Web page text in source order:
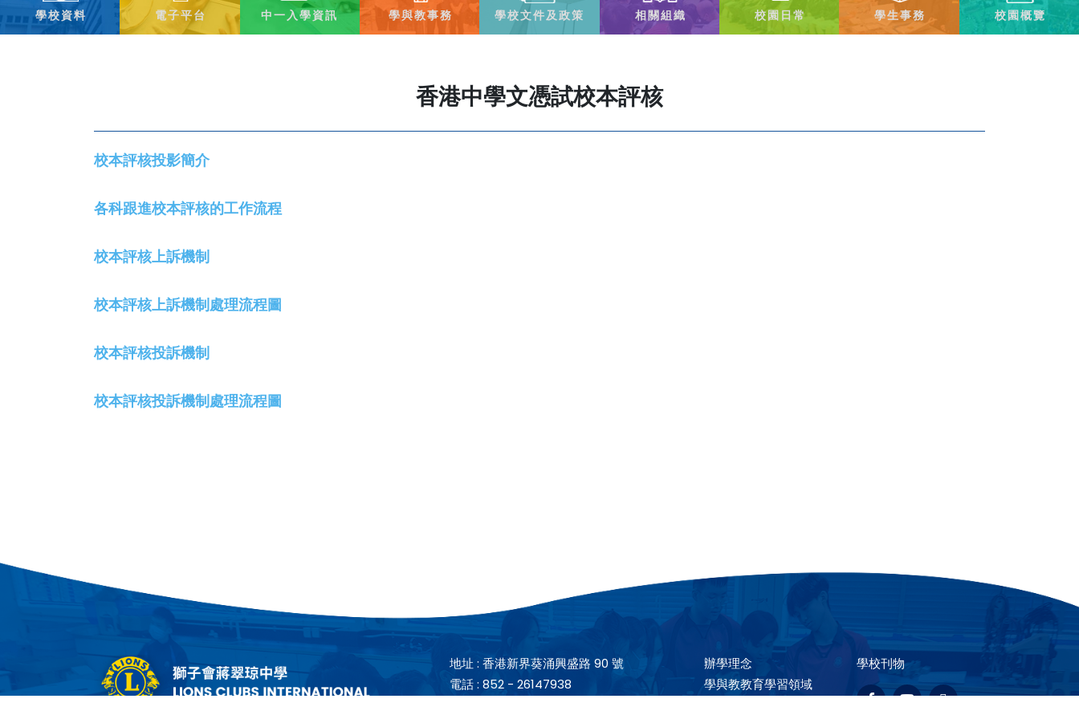
學校資料 電子平台 中一入學資訊 學與教事務 學校文件及政策 相關組織 校園日常 學生事務 校園概覽
香港中學文憑試校本評核
校本評核投影簡介
各科跟進校本評核的工作流程
校本評核上訴機制
校本評核上訴機制處理流程圖
校本評核投訴機制
校本評核投訴機制處理流程圖
地址 :香港新界葵涌興盛路 90 號
電話 :852 - 26147938
辦學理念
學與教教育學習領域
學校刊物